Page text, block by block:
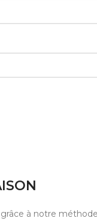
à notre